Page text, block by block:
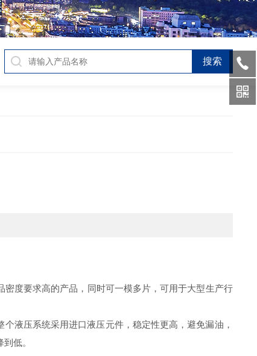
度要求高的产品，同时可一模多片，可用于大型生产行
液压系统采用进口液压元件，稳定性更高，避免漏油，
低。